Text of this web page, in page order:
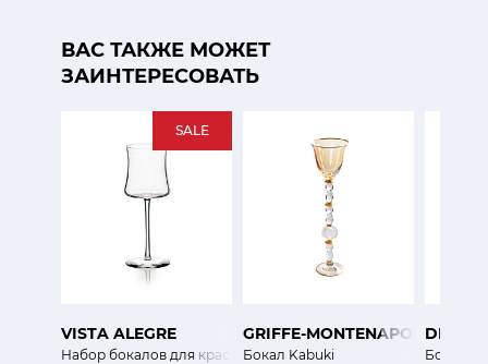
ВАС ТАКЖЕ МОЖЕТ
ЗАИНТЕРЕСОВАТЬ
SALE
VISTA ALEGRE
Набор бокалов для красного вина Вилладж
GRIFFE-MONTENAPOLEONE
Бокал Kabuki Бокал